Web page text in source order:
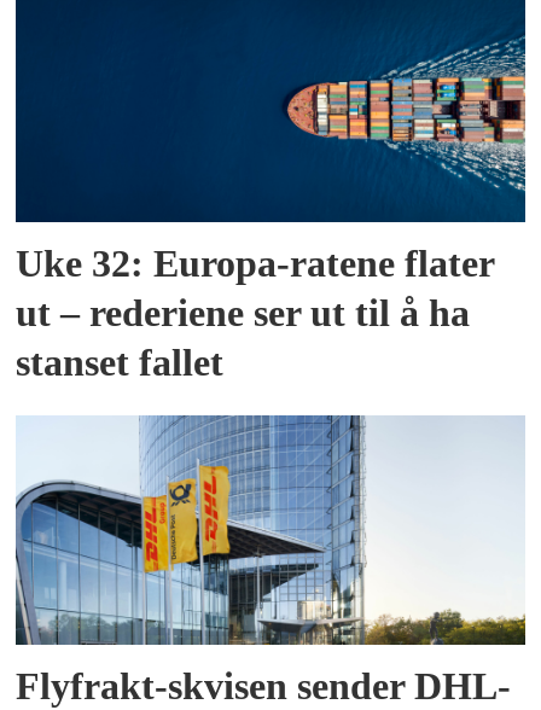
Uke 32: Europa-ratene flater
ut – rederiene ser ut til å ha
stanset fallet
Flyfrakt-skvisen sender DHL-